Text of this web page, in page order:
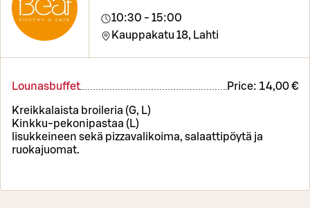
10:30 - 15:00
Kauppakatu 18, Lahti
Lounasbuffet Price: 14,00 €
Kreikkalaista broileria (G, L)
Kinkku-pekonipastaa (L)
lisukkeineen sekä pizzavalikoima, salaattipöytä ja
ruokajuomat.